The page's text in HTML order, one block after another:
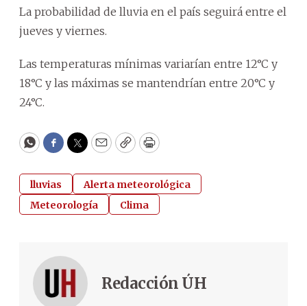
La probabilidad de lluvia en el país seguirá entre el
jueves y viernes.
Las temperaturas mínimas variarían entre 12°C y
18°C y las máximas se mantendrían entre 20°C y
24°C.
WhatsApp
Facebook
Twitter
EmailCopyPrint
lluvias
Alerta meteorológica
Meteorología
Clima
Redacción ÚH